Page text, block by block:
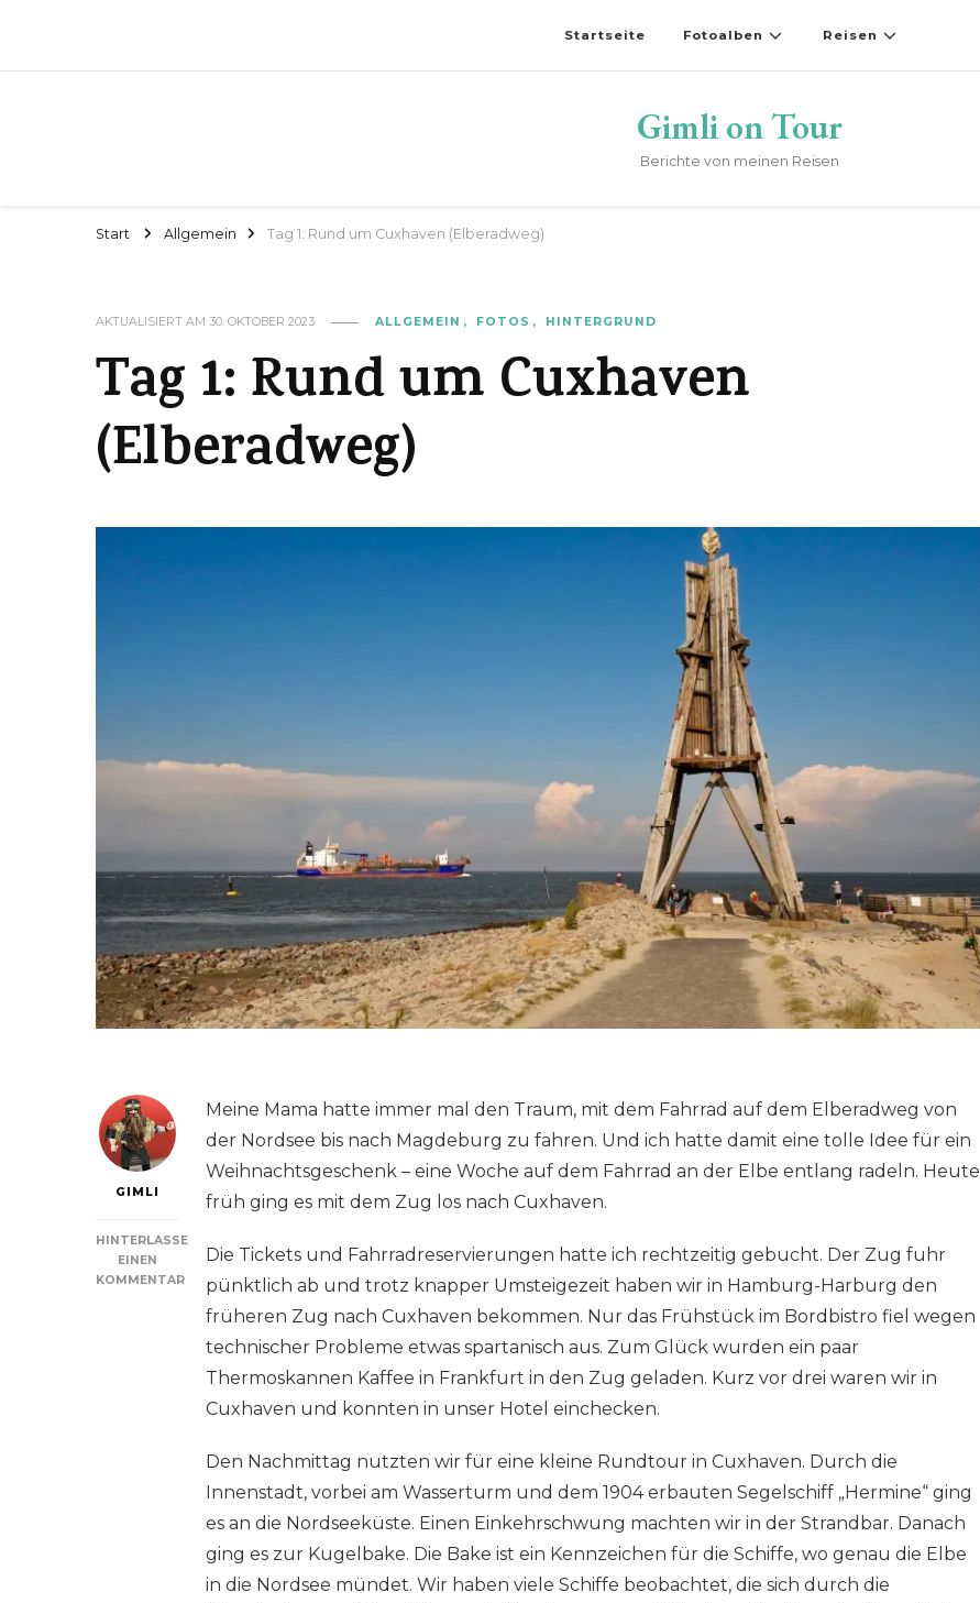
Startseite Fotoalben Reisen
Gimli on Tour
Berichte von meinen Reisen
Start Allgemein Tag 1: Rund um Cuxhaven (Elberadweg)
AKTUALISIERT AM 30. OKTOBER 2023 ALLGEMEIN FOTOS HINTERGRUND
Tag 1: Rund um Cuxhaven
(Elberadweg)
GIMLI
HINTERLASSE
EINEN
KOMMENTAR
(ELBERADWEG)
Meine Mama hatte immer mal den Traum, mit dem Fahrrad auf dem Elberadweg von
der Nordsee bis nach Magdeburg zu fahren. Und ich hatte damit eine tolle Idee für ein
Weihnachtsgeschenk – eine Woche auf dem Fahrrad an der Elbe entlang radeln. Heute
früh ging es mit dem Zug los nach Cuxhaven.
Die Tickets und Fahrradreservierungen hatte ich rechtzeitig gebucht. Der Zug fuhr
pünktlich ab und trotz knapper Umsteigezeit haben wir in Hamburg-Harburg den
früheren Zug nach Cuxhaven bekommen. Nur das Frühstück im Bordbistro fiel wegen
technischer Probleme etwas spartanisch aus. Zum Glück wurden ein paar
Thermoskannen Kaffee in Frankfurt in den Zug geladen. Kurz vor drei waren wir in
Cuxhaven und konnten in unser Hotel einchecken.
Den Nachmittag nutzten wir für eine kleine Rundtour in Cuxhaven. Durch die
Innenstadt, vorbei am Wasserturm und dem 1904 erbauten Segelschiff „Hermine“ ging
es an die Nordseeküste. Einen Einkehrschwung machten wir in der Strandbar. Danach
ging es zur Kugelbake. Die Bake ist ein Kennzeichen für die Schiffe, wo genau die Elbe
in die Nordsee mündet. Wir haben viele Schiffe beobachtet, die sich durch die